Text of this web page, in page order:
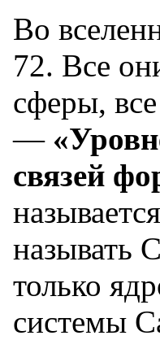
Во
72. Все
сферы,
—
связей
называть
только
системы